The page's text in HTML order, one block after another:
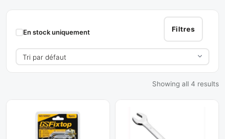
Clés
Torx
Filtres
En stock uniquement
Showing all 4 results